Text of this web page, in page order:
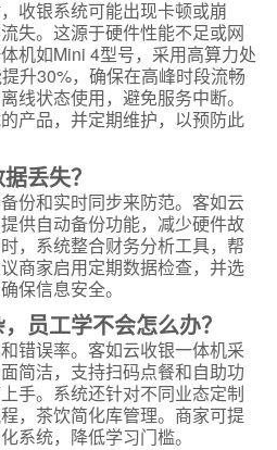
收银系统可能出现卡顿或崩
失。这源于硬件性能不足或网
机如Mini 4型号，采用高算力处
升30%，确保在高峰时段流畅
线状态使用，避免服务中断。
产品，并定期维护，以预防此
丢失？
份和实时同步来防范。客如云
供自动备份功能，减少硬件故
，系统整合财务分析工具，帮
商家启用定期数据检查，并选
保信息安全。
员工学不会怎么办？
错误率。客如云收银一体机采
简洁，支持扫码点餐和自助功
手。系统还针对不同业态定制
，茶饮简化库管理。商家可提
系统，降低学习门槛。